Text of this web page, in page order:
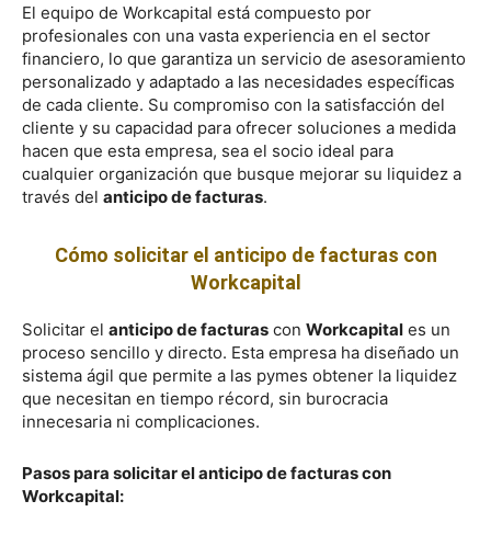
El equipo de Workcapital está compuesto por
profesionales con una vasta experiencia en el sector
financiero, lo que garantiza un servicio de asesoramiento
personalizado y adaptado a las necesidades específicas
de cada cliente. Su compromiso con la satisfacción del
cliente y su capacidad para ofrecer soluciones a medida
hacen que esta empresa, sea el socio ideal para
cualquier organización que busque mejorar su liquidez a
través del anticipo de facturas.
Cómo solicitar el anticipo de facturas con
Workcapital
Solicitar el anticipo de facturas con Workcapital es un
proceso sencillo y directo. Esta empresa ha diseñado un
sistema ágil que permite a las pymes obtener la liquidez
que necesitan en tiempo récord, sin burocracia
innecesaria ni complicaciones.
Pasos para solicitar el anticipo de facturas con
Workcapital: